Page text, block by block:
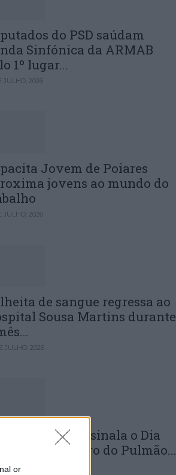
or
do PSD saúdam
Sinfónica da ARMAB
1º lugar...
JULHO, 2026
Jovem de Poiares
jovens ao mundo do
JULHO, 2026
de sangue regressa ao
Sousa Martins durante
JULHO, 2026
da Guarda assinala o Dia
do Cancro do Pulmão...
JULHO, 2026